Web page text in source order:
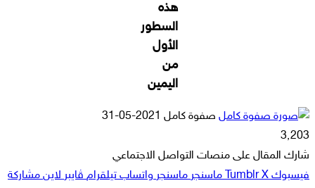
هذه
السطور
الأول
من
اليمين
صفوة كامل أرسل
إلكترونيا
2021-05-31
3٬203
شارك المقال على منصات التواصل الاجتماعي
فيسبوك ‫X ماسنجر ماسنجر واتساب تيلقرام ڤايبر لاين مشاركة